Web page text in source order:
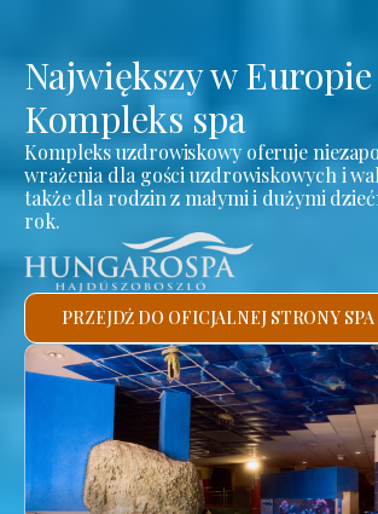
Największy w Europie
Kompleks spa
Kompleks uzdrowiskowy oferuje
wrażenia dla gości uzdrowiskowych i
także dla rodzin z małymi i dużymi
rok.
PRZEJDŹ DO OFICJALNEJ STRONY SPA